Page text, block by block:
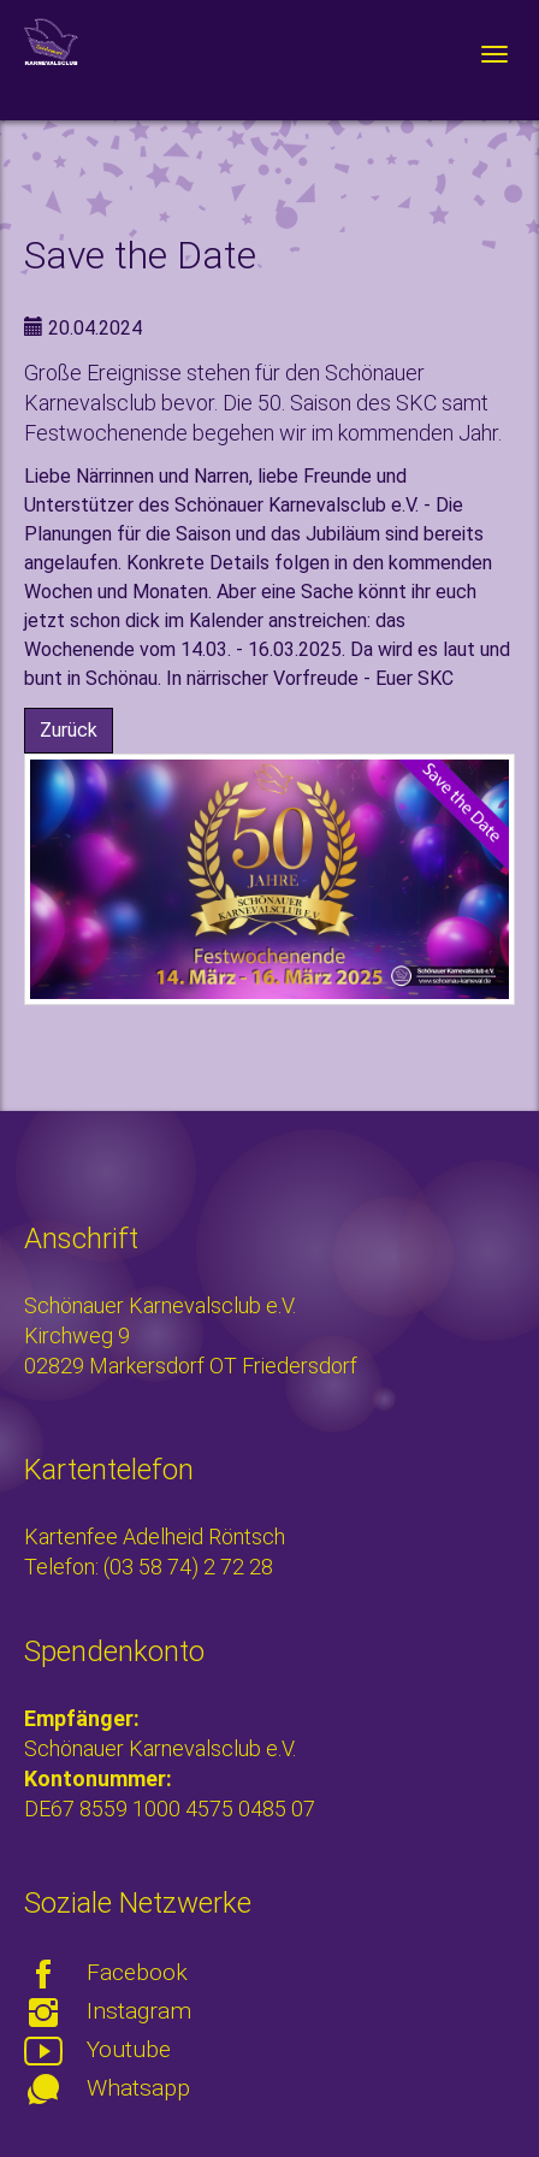
Hauptinhalt
springen
Save the Date
20.04.2024
Große Ereignisse stehen für den Schönauer
Karnevalsclub bevor. Die 50. Saison des SKC samt
Festwochenende begehen wir im kommenden Jahr.
Liebe Närrinnen und Narren, liebe Freunde und
Unterstützer des Schönauer Karnevalsclub e.V. - Die
Planungen für die Saison und das Jubiläum sind bereits
angelaufen. Konkrete Details folgen in den kommenden
Wochen und Monaten. Aber eine Sache könnt ihr euch
jetzt schon dick im Kalender anstreichen: das
Wochenende vom 14.03. - 16.03.2025. Da wird es laut und
bunt in Schönau. In närrischer Vorfreude - Euer SKC
Zurück
Anschrift
Schönauer Karnevalsclub e.V.
Kirchweg 9
02829 Markersdorf OT Friedersdorf
Kartentelefon
Kartenfee Adelheid Röntsch
Telefon: (03 58 74) 2 72 28
Spendenkonto
Empfänger:
Schönauer Karnevalsclub e.V.
Kontonummer:
DE67 8559 1000 4575 0485 07
Soziale Netzwerke
Facebook
Instagram
Youtube
Whatsapp